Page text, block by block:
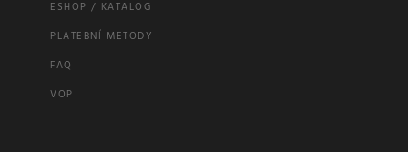
ESHOP / KATALOG
PLATEBNÍ METODY
FAQ
VOP